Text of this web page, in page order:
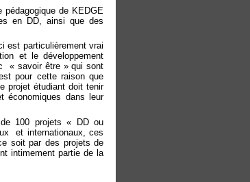
pédagogique de KEDGE
en DD, ainsi que des
est particulièrement vrai
et le développement
« savoir être » qui sont
pour cette raison que
projet étudiant doit tenir
économiques dans leur
100 projets « DD ou
et internationaux, ces
soit par des projets de
intimement partie de la